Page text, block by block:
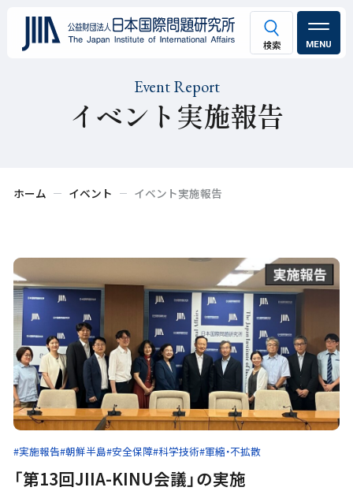
MENU
Event Report
イベント実施報告
ホーム イベント イベント実施報告
#実施報告#朝鮮半島#安全保障#科学技術#軍縮・不拡散
「第13回JIIA-KINU会議」の実施